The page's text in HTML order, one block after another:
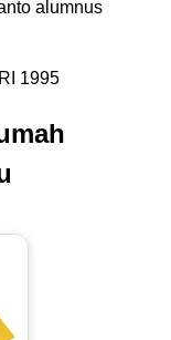
alumnus
1995